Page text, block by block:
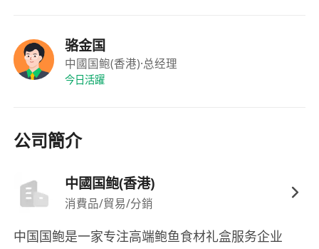
具備獨立作業能力與責任感，能適應彈性外勤安
排，包含週末或短程出差，並具備基本交通駕駛
資格（機車或小客車）者優先。
意配合公司定期健康檢查與食安教育訓練。
骆金国
中國国鲍(香港)·总经理
今日活躍
公司簡介
中國国鲍(香港)
消費品/貿易/分銷
中国国鲍是一家专注高端鲍鱼食材礼盒服务企业